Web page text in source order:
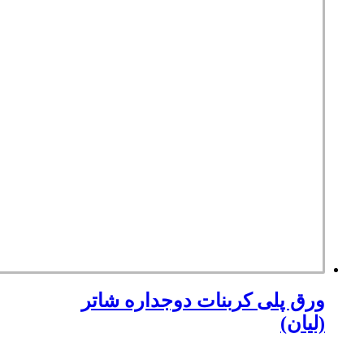
ورق پلی کربنات دوجداره شاتر
(لیان)